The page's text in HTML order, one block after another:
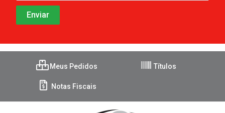
Meus Pedidos Títulos
Notas Fiscais